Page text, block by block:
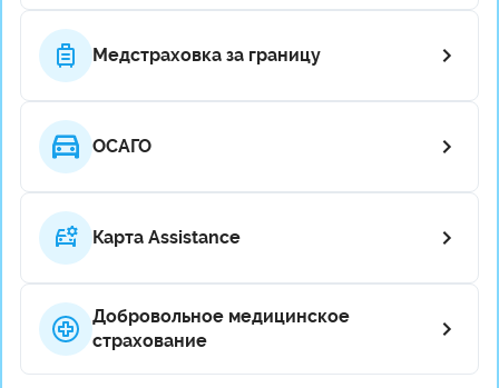
Медстраховка за границу
ОСАГО
Карта Assistance
Добровольное медицинское
страхование